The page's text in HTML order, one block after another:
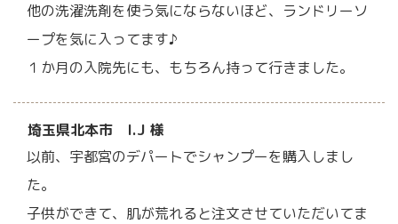
他の洗濯洗剤を使う気にならないほど、ランドリーソ
ープを気に入ってます♪
１か月の入院先にも、もちろん持って行きました。
埼玉県北本市 I.J 様
以前、宇都宮のデパートでシャンプーを購入しまし
た。
子供ができて、肌が荒れると注文させていただいてま